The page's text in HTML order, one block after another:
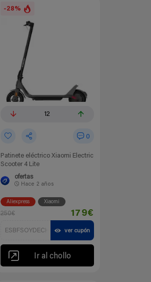
-28%
12
0
Patinete eléctrico Xiaomi Electric
Scooter 4 Lite
ofertas
Hace 2 años
Aliexpress Xiaomi
250€ 179€
ESBFSOYDECHOLLOS30ver cupón
Ir al chollo